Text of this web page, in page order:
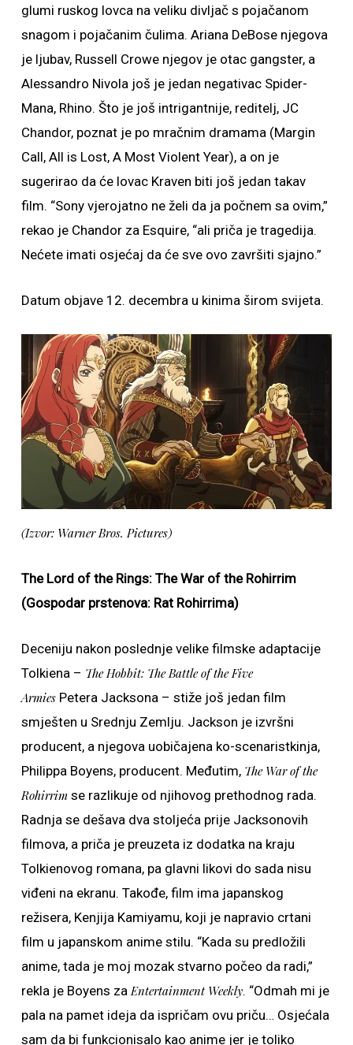
glumi ruskog lovca na veliku divljač s pojačanom
snagom i pojačanim čulima. Ariana DeBose njegova
je ljubav, Russell Crowe njegov je otac gangster, a
Alessandro Nivola još je jedan negativac Spider-
Mana, Rhino. Što je još intrigantnije, reditelj, JC
Chandor, poznat je po mračnim dramama (Margin
Call, All is Lost, A Most Violent Year), a on je
sugerirao da će lovac Kraven biti još jedan takav
film. “Sony vjerojatno ne želi da ja počnem sa ovim,”
rekao je Chandor za Esquire, “ali priča je tragedija.
Nećete imati osjećaj da će sve ovo završiti sjajno.”
Datum objave 12. decembra u kinima širom svijeta.
(Izvor: Warner Bros. Pictures)
The Lord of the Rings: The War of the Rohirrim
(Gospodar prstenova: Rat Rohirrima)
Deceniju nakon poslednje velike filmske adaptacije
Tolkiena – The Hobbit: The Battle of the Five
ArmiesPetera Jacksona – stiže još jedan film
smješten u Srednju Zemlju. Jackson je izvršni
producent, a njegova uobičajena ko-scenaristkinja,
Philippa Boyens, producent. Međutim, The War of the
Rohirrimse razlikuje od njihovog prethodnog rada.
Radnja se dešava dva stoljeća prije Jacksonovih
filmova, a priča je preuzeta iz dodatka na kraju
Tolkienovog romana, pa glavni likovi do sada nisu
viđeni na ekranu. Takođe, film ima japanskog
režisera, Kenjija Kamiyamu, koji je napravio crtani
film u japanskom anime stilu. “Kada su predložili
anime, tada je moj mozak stvarno počeo da radi,”
rekla je Boyens zaEntertainment Weekly. “Odmah mi je
pala na pamet ideja da ispričam ovu priču… Osjećala
sam da bi funkcionisalo kao anime jer je toliko